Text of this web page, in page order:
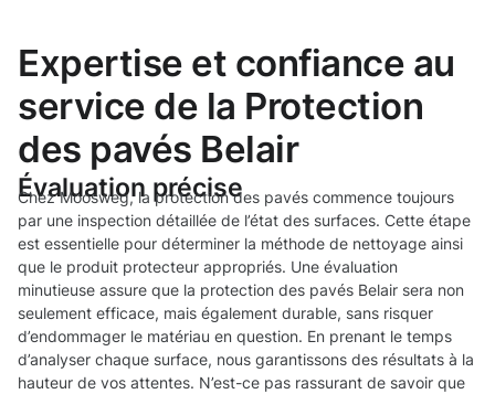
Expertise et confiance au
service de la Protection
des pavés Belair
Évaluation précise
Chez Moosweg, la protection des pavés commence toujours
par une inspection détaillée de l’état des surfaces. Cette étape
est essentielle pour déterminer la méthode de nettoyage ainsi
que le produit protecteur appropriés. Une évaluation
minutieuse assure que la protection des pavés Belair sera non
seulement efficace, mais également durable, sans risquer
d’endommager le matériau en question. En prenant le temps
d’analyser chaque surface, nous garantissons des résultats à la
hauteur de vos attentes. N’est-ce pas rassurant de savoir que